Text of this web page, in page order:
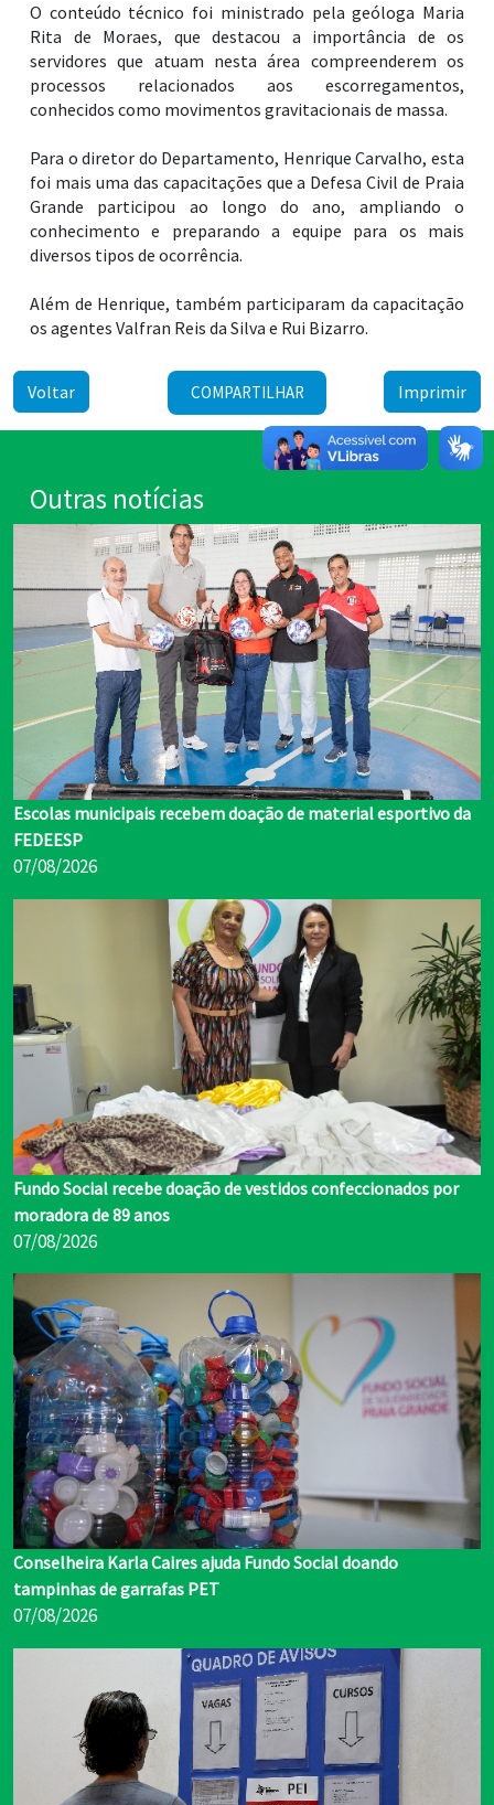
O conteúdo técnico foi ministrado pela geóloga Maria
Rita de Moraes, que destacou a importância de os
servidores que atuam nesta área compreenderem os
processos relacionados aos escorregamentos,
conhecidos como movimentos gravitacionais de massa.
Para o diretor do Departamento, Henrique Carvalho, esta
foi mais uma das capacitações que a Defesa Civil de Praia
Grande participou ao longo do ano, ampliando o
conhecimento e preparando a equipe para os mais
diversos tipos de ocorrência.
Além de Henrique, também participaram da capacitação
os agentes Valfran Reis da Silva e Rui Bizarro.
Voltar COMPARTILHAR Imprimir
Outras notícias
Escolas municipais recebem doação de material esportivo da
FEDEESP
07/08/2026
Fundo Social recebe doação de vestidos confeccionados por
moradora de 89 anos
07/08/2026
Conselheira Karla Caires ajuda Fundo Social doando
tampinhas de garrafas PET
07/08/2026